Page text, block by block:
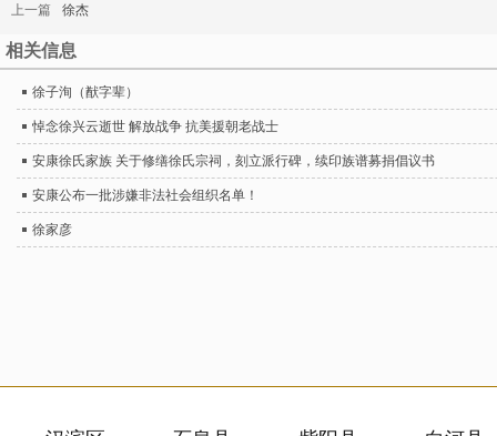
上一篇 徐杰
相关信息
徐子洵（猷字辈）
悼念徐兴云逝世 解放战争 抗美援朝老战士
安康徐氏家族 关于修缮徐氏宗祠，刻立派行碑，续印族谱募捐倡议书
安康公布一批涉嫌非法社会组织名单！
徐家彦